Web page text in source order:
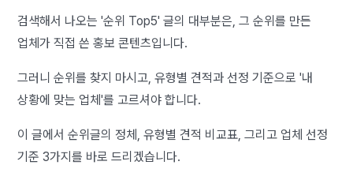
검색해서 나오는 '순위 Top5' 글의 대부분은, 그 순위를 만든
업체가 직접 쓴 홍보 콘텐츠입니다.
그러니 순위를 찾지 마시고, 유형별 견적과 선정 기준으로 '내
상황에 맞는 업체'를 고르셔야 합니다.
이 글에서 순위글의 정체, 유형별 견적 비교표, 그리고 업체 선정
기준 3가지를 바로 드리겠습니다.